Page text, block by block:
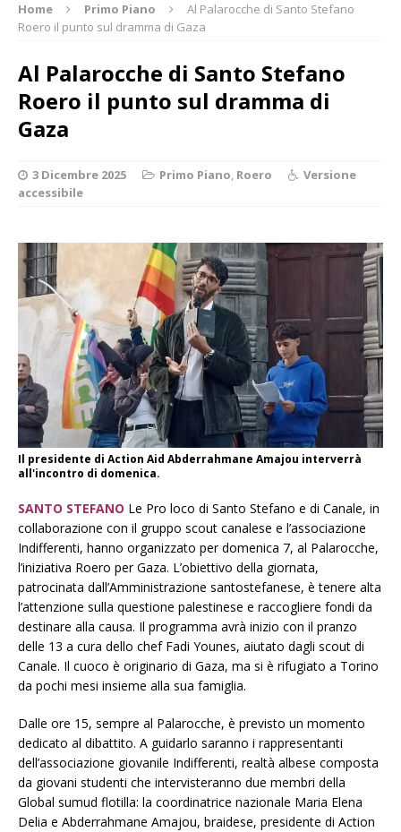
Home Primo Piano
Al Palarocche di Santo Stefano
Roero il punto sul dramma di Gaza
Al Palarocche di Santo Stefano
Roero il punto sul dramma di
Gaza
3 Dicembre 2025 Primo Piano, Roero
Versione
accessibile
Il presidente di Action Aid Abderrahmane Amajou interverrà
all'incontro di domenica.
SANTO STEFANO Le Pro loco di Santo Stefano e di Canale, in
collaborazione con il gruppo scout canalese e l’associazione
Indifferenti, hanno organizzato perdomenica 7, al Palarocche,
l’iniziativa Roero per Gaza. L’obiettivo della giornata,
patrocinata dall’Amministrazione santostefanese, è tenere alta
l’attenzione sulla questione palestinese e raccogliere fondi da
destinare alla causa. Il programma avrà inizio con il pranzo
delle 13 a cura dello chef Fadi Younes, aiutato dagli scout di
Canale. Il cuoco è originario di Gaza, ma si è rifugiato a Torino
da pochi mesi insieme alla sua famiglia.
Dalle ore 15, sempre al Palarocche, è previsto un momento
dedicato al dibattito. A guidarlo saranno i rappresentanti
dell’associazione giovanile Indifferenti, realtà albese composta
da giovani studenti che intervisteranno due membri della
Global sumud flotilla: la coordinatrice nazionale Maria Elena
Delia e Abderrahmane Amajou, braidese, presidente di Action